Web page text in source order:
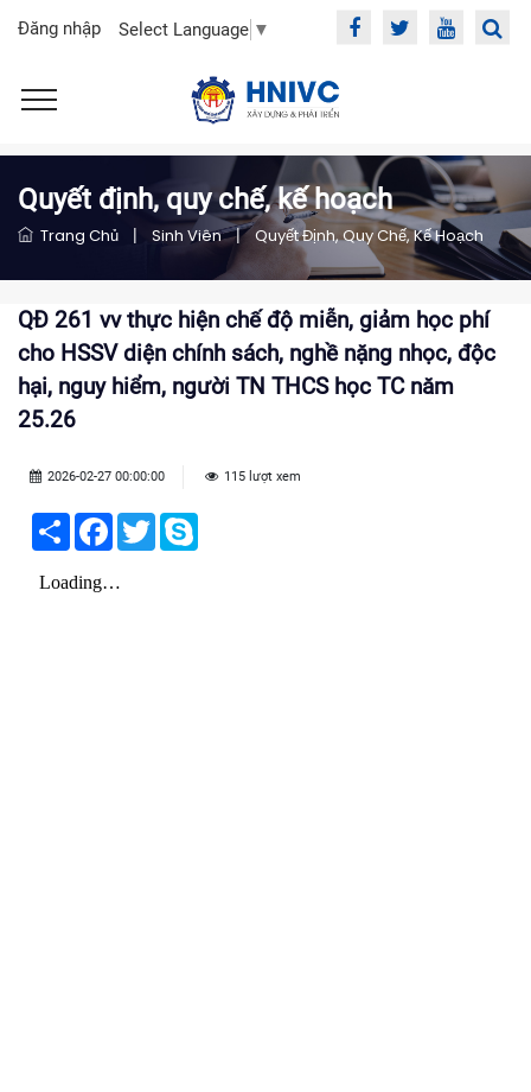
Đăng nhập Select Language ▼
Quyết định, quy chế, kế hoạch
Trang Chủ | Sinh Viên | Quyết Định, Quy Chế, Kế Hoạch
QĐ 261 vv thực hiện chế độ miễn, giảm học phí
cho HSSV diện chính sách, nghề nặng nhọc, độc
hại, nguy hiểm, người TN THCS học TC năm
25.26
2026-02-27 00:00:00 115 lượt xem
Share Facebook
Twitter